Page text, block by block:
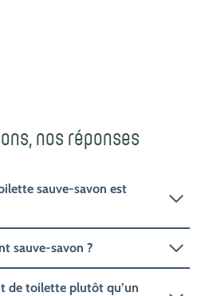
nos réponses
sauve-savon est
sauve-savon ?
de toilette plutôt qu’un